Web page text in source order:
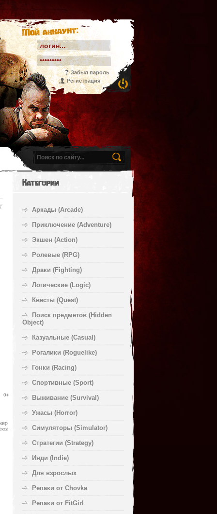
Мой аккаунт:
Забыл пароль
Регистрация
Категории
Аркады (Arcade)
Приключение (Adventure)
Экшен (Action)
Ролевые (RPG)
Драки (Fighting)
Логические (Logic)
Квесты (Quest)
Поиск предметов (Hidden
Object)
Казуальные (Casual)
Рогалики (Roguelike)
Гонки (Racing)
Спортивные (Sport)
Выживание (Survival)
Ужасы (Horror)
Симуляторы (Simulator)
Стратегии (Strategy)
Инди (Indie)
Для взрослых
Репаки от Chovka
Репаки от FitGirl